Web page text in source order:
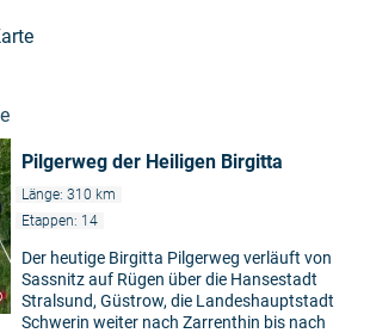
Pilgerweg der Heiligen Birgitta
Länge: 310 km
Etappen: 14
Der heutige Birgitta Pilgerweg verläuft von
Sassnitz auf Rügen über die Hansestadt
Stralsund, Güstrow, die Landeshauptstadt
Schwerin weiter nach Zarrenthin bis nach